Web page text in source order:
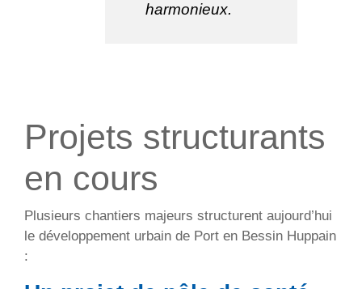
harmonieux.
Projets structurants
en cours
Plusieurs chantiers majeurs structurent aujourd’hui
le développement urbain de Port en Bessin Huppain
: